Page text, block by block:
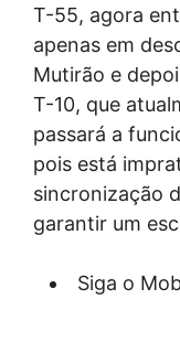
T-55, agora
apenas em
Mutirão e
T-10, que
passará a
pois está
sincronização
garantir um
Siga o